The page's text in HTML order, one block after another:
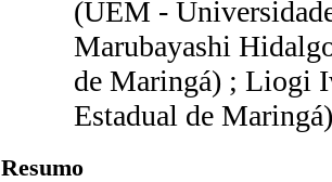
(UEM -
Marubayashi
de Maringá) ; Liogi
Estadual de Maringá)
Resumo